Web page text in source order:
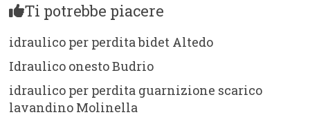
Ti potrebbe piacere
idraulico per perdita bidet Altedo
Idraulico onesto Budrio
idraulico per perdita guarnizione scarico
lavandino Molinella